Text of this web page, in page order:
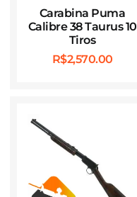
Carabina Puma
Calibre 38 Taurus 10
Tiros
R$2,570.00